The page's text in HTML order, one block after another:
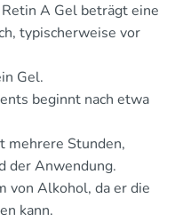
A Gel beträgt eine
typischerweise vor
Gel.
beginnt nach etwa
mehrere Stunden,
der Anwendung.
von Alkohol, da er die
kann.